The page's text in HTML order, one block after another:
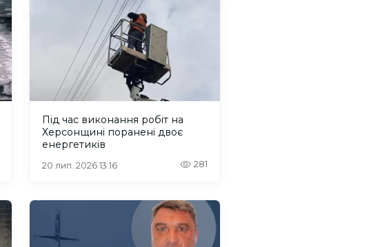
Під час виконання робіт на
Херсонщині поранені двоє
енергетиків
20 лип. 2026 13:16 281